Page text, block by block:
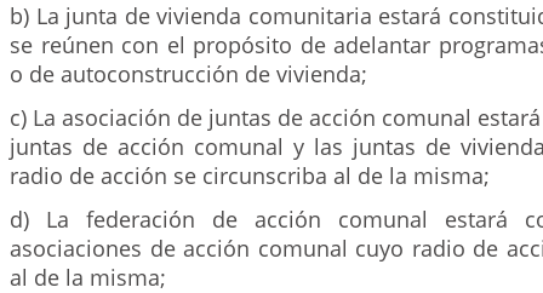
b) La junta de vivienda comunitaria estará
se reúnen con el propósito de adelantar
o de autoconstrucción de vivienda;
c) La asociación de juntas de acción comunal
juntas de acción comunal y las juntas de
radio de acción se circunscriba al de la misma;
d) La federación de acción comunal estará
asociaciones de acción comunal cuyo radio de
al de la misma;